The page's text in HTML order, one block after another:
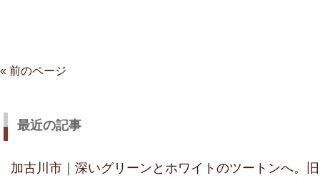
« 前のページ
最近の記事
加古川市｜深いグリーンとホワイトのツートンへ。旧